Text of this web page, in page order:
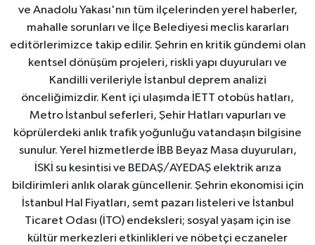
ve Anadolu Yakası'nın tüm ilçelerinden yerel haberler,
mahalle sorunları ve İlçe Belediyesi meclis kararları
editörlerimizce takip edilir. Şehrin en kritik gündemi olan
kentsel dönüşüm projeleri, riskli yapı duyuruları ve
Kandilli verileriyle İstanbul deprem analizi
önceliğimizdir. Kent içi ulaşımda İETT otobüs hatları,
Metro İstanbul seferleri, Şehir Hatları vapurları ve
köprülerdeki anlık trafik yoğunluğu vatandaşın bilgisine
sunulur. Yerel hizmetlerde İBB Beyaz Masa duyuruları,
İSKİ su kesintisi ve BEDAŞ/AYEDAŞ elektrik arıza
bildirimleri anlık olarak güncellenir. Şehrin ekonomisi için
İstanbul Hal Fiyatları, semt pazarı listeleri ve İstanbul
Ticaret Odası (İTO) endeksleri; sosyal yaşam için ise
kültür merkezleri etkinlikleri ve nöbetçi eczaneler